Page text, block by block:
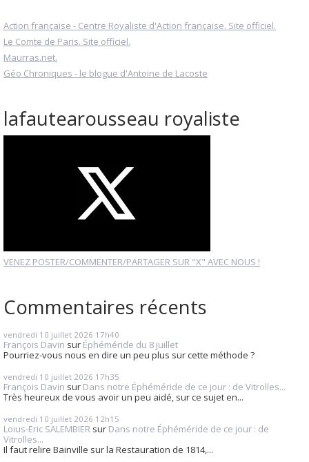
Action française - Centre Royaliste d'Action française. Site officiel.
Le Comte de Paris. Site officiel.
Maurras.net.
Géo Chroniques - le blogue d'Antoine de Lacoste
lafautearousseau royaliste
VENEZ POSTER/COMMENTER/PARTAGER SUR "X" AVEC NOUS !
Commentaires récents
vendredi 10 juillet 2026 17h40
François Davin sur Éphéméride du 8 juillet
Pourriez-vous nous en dire un peu plus sur cette méthode ?
vendredi 10 juillet 2026 17h35
François Davin sur Dans notre Éphéméride de ce jour : de Vitrolles...
Très heureux de vous avoir un peu aidé, sur ce sujet en...
vendredi 10 juillet 2026 12h15
Loius-Eric SALEMBIER sur Dans notre Éphéméride de ce jour : de
Vitrolles...
Il faut relire Bainville sur la Restauration de 1814,...